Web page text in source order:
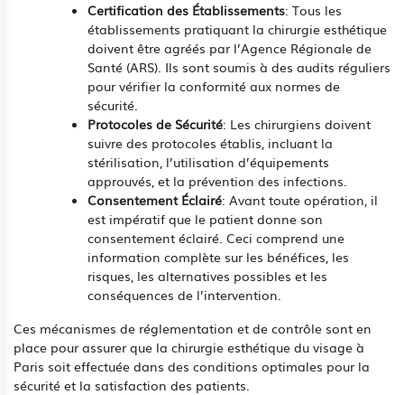
Certification des Établissements: Tous les
établissements pratiquant la chirurgie esthétique
doivent être agréés par l’Agence Régionale de
Santé (ARS). Ils sont soumis à des audits réguliers
pour vérifier la conformité aux normes de
sécurité.
Protocoles de Sécurité: Les chirurgiens doivent
suivre des protocoles établis, incluant la
stérilisation, l’utilisation d’équipements
approuvés, et la prévention des infections.
Consentement Éclairé: Avant toute opération, il
est impératif que le patient donne son
consentement éclairé. Ceci comprend une
information complète sur les bénéfices, les
risques, les alternatives possibles et les
conséquences de l’intervention.
Ces mécanismes de réglementation et de contrôle sont en
place pour assurer que la chirurgie esthétique du visage à
Paris soit effectuée dans des conditions optimales pour la
sécurité et la satisfaction des patients.